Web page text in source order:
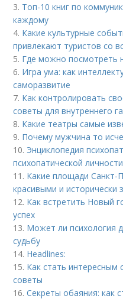
3. Топ-10 книг по
каждому
4. Какие культурные
привлекают туристов со
5. Где можно посмотреть
6. Игра ума: как
саморазвитие
7. Как контролировать
советы для внутреннего
8. Какие театры самые
9. Почему мужчина то
10. Энциклопедия
психопатической личности
11. Какие площади Санкт-
красивыми и исторически
12. Как встретить Новый
успех
13. Может ли психология
судьбу
14. Headlines:
15. Как стать интересным
советы
16.Секреты обаяния: как